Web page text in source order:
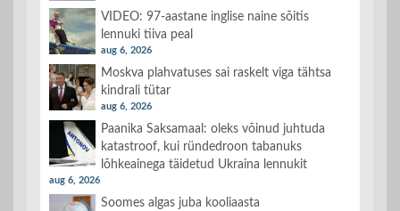
VIDEO: 97-aastane inglise naine sõitis
lennuki tiiva peal
aug 6, 2026
Moskva plahvatuses sai raskelt viga tähtsa
kindrali tütar
aug 6, 2026
Paanika Saksamaal: oleks võinud juhtuda
katastroof, kui ründedroon tabanuks
lõhkeainega täidetud Ukraina lennukit
aug 6, 2026
Soomes algas juba kooliaasta